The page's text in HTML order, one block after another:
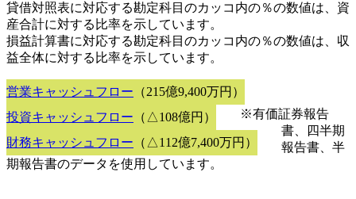
貸借対照表に対応する勘定科目のカッコ内の％の数値は、資
産合計に対する比率を示しています。
損益計算書に対応する勘定科目のカッコ内の％の数値は、収
益全体に対する比率を示しています。
営業キャッシュフロー （215億9,400万円）
投資キャッシュフロー （△108億円）
財務キャッシュフロー （△112億7,400万円）
※有価証券報告
書、四半期
報告書、半
期報告書のデータを使用しています。